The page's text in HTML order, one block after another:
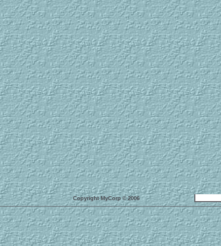
Copyright MyCorp © 2006